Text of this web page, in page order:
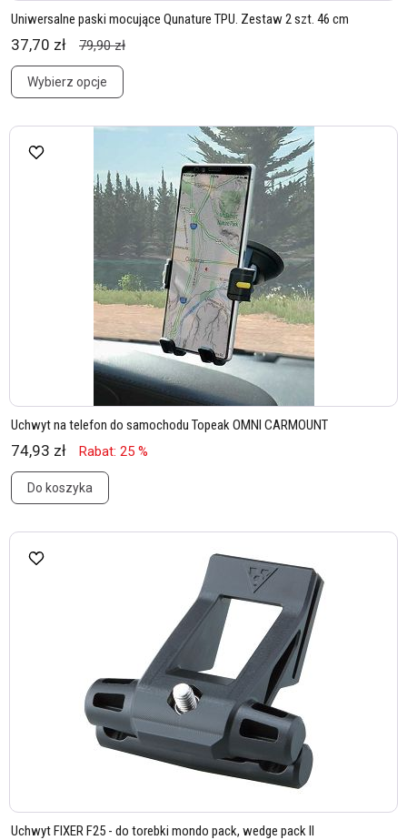
Uniwersalne paski mocujące Qunature TPU. Zestaw 2 szt. 46 cm
37,70 zł 79,90 zł
Wybierz opcje
Uchwyt na telefon do samochodu Topeak OMNI CARMOUNT
74,93 zł Rabat: 25 %
Do koszyka
Uchwyt FIXER F25 - do torebki mondo pack, wedge pack II